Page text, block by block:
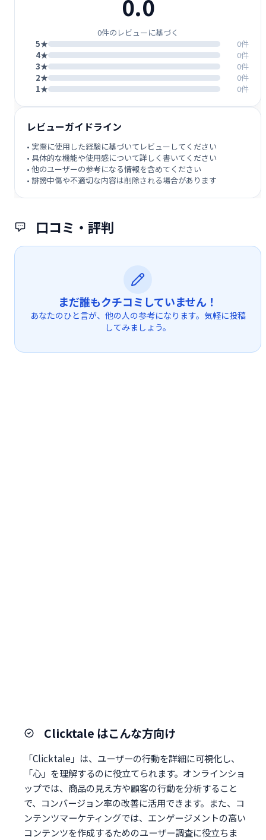
口コミ・評判
まだ誰もクチコミしていません！
あなたのひと言が、他の人の参考になります。気軽に投稿
してみましょう。
0.0
0件のレビューに基づく
5★
0件
4★
0件
3★
0件
2★
0件
1★
0件
レビューガイドライン
• 実際に使用した経験に基づいてレビューしてください
• 具体的な機能や使用感について詳しく書いてください
• 他のユーザーの参考になる情報を含めてください
• 誹謗中傷や不適切な内容は削除される場合があります
Clicktale はこんな方向け
「Clicktale」は、ユーザーの行動を詳細に可視化し、
「心」を理解するのに役立てられます。オンラインショ
ップでは、商品の見え方や顧客の行動を分析すること
で、コンバージョン率の改善に活用できます。また、コ
ンテンツマーケティングでは、エンゲージメントの高い
コンテンツを作成するためのユーザー調査に役立ちま